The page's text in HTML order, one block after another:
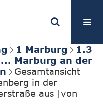
1 Marburg
1.3
... Marburg an der
Gesamtansicht
in der
aus [von